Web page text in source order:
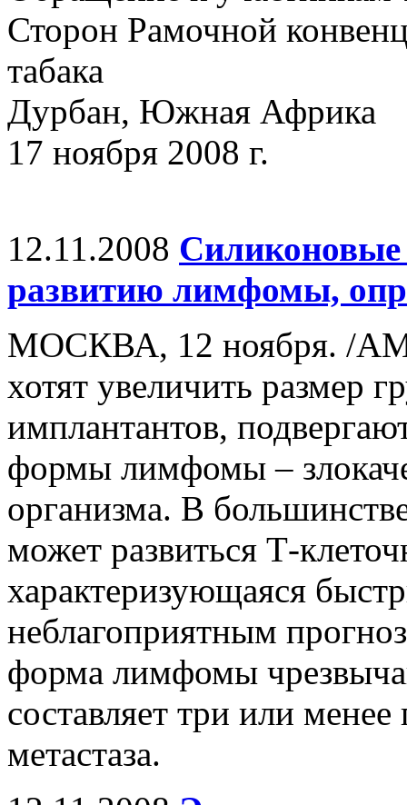
Сторон Рамочной
табака
Дурбан, Южная Африка
17 ноября 2008 г.
12.11.2008
развитию лимфомы,
МОСКВА, 12 ноября. /
хотят увеличить размер
имплантантов,
формы лимфомы –
организма. В
может развиться Т-
характеризующаяся
неблагоприятным
форма лимфомы
составляет три или
метастаза.